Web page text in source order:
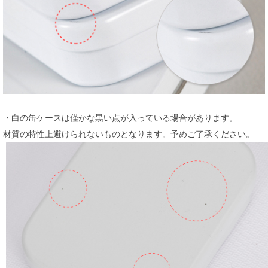
・白の缶ケースは僅かな黒い点が入っている場合があります。
材質の特性上避けられないものとなります。予めご了承ください。